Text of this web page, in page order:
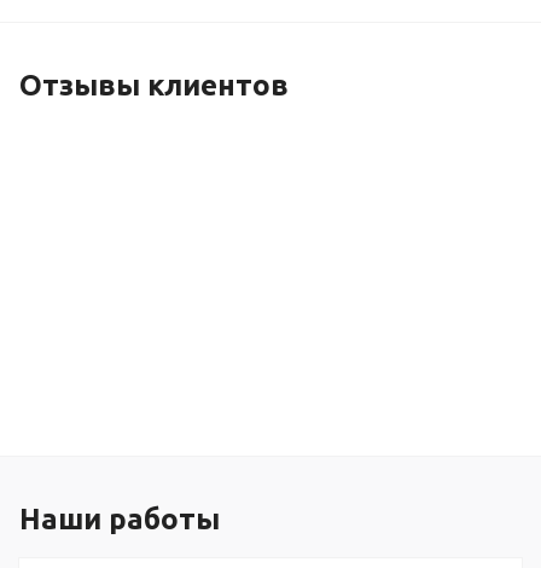
Отзывы клиентов
Наши работы